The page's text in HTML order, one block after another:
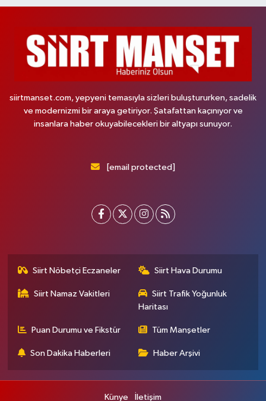
siirtmanset.com, yepyeni temasıyla sizleri buluştururken, sadelik
ve modernizmi bir araya getiriyor. Şatafattan kaçınıyor ve
insanlara haber okuyabilecekleri bir altyapı sunuyor.
[email protected]
Siirt Nöbetçi Eczaneler Siirt Hava Durumu
Siirt Namaz Vakitleri
Siirt Trafik Yoğunluk
Haritası
Puan Durumu ve Fikstür Tüm Manşetler
Son Dakika Haberleri Haber Arşivi
Künye İletişim